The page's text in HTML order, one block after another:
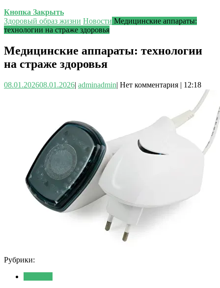
Кнопка Закрыть
Здоровый образ жизни Новости Медицинские аппараты:
технологии на страже здоровья
Медицинские аппараты: технологии
на страже здоровья
08.01.202608.01.2026| adminadmin| Нет комментария | 12:18
Рубрики: